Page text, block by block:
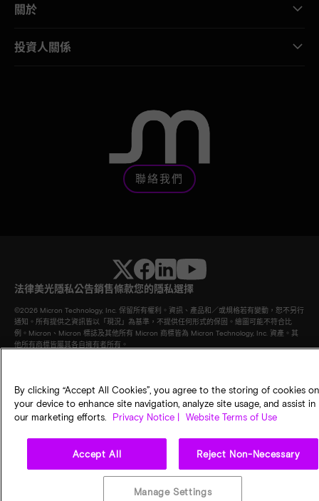
關於
投資人關係
聯絡我們
法律美光隱私公告銷售條款您的隱私選擇
©2026 Micron Technology, Inc. 保留所有權利。資訊、產品和／或規格若有變動，恕不另行
通知。所有提供之資訊皆以「現況」為基準，不提供任何形式的保固。繪圖可能不符合比
例。Micron、Micron 標誌及其他所有 Micron 商標皆為 Micron Technology, Inc. 資產。其
他所有商標皆屬其各自擁有者所有。
By clicking “Accept All Cookies”, you agree to the storing of cookies on
your device to enhance site navigation, analyze site usage, and assist in
our marketing efforts.
Privacy Notice | Website Terms of Use
Accept All Reject Non-Necessary
Manage Settings